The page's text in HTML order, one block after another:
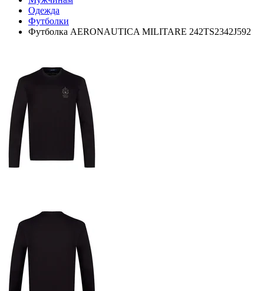
Одежда
Футболки
Футболка AERONAUTICA MILITARE 242TS2342J592